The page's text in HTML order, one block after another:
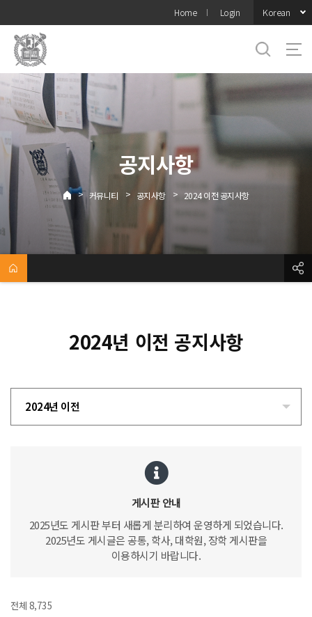
메뉴
Home Login Korean
공지사항
> 커뮤니티 > 공지사항 > 2024 이전 공지사항
2024년 이전 공지사항
2024년 이전
게시판 안내
2025년도 게시판 부터 새롭게 분리하여 운영하게 되었습니다.
2025년도 게시글은 공통, 학사, 대학원, 장학 게시판을
이용하시기 바랍니다.
전체 8,735